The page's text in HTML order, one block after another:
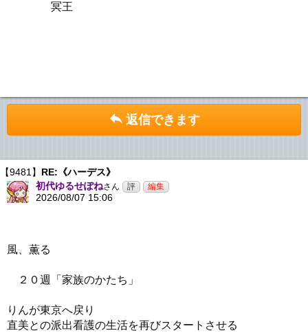
冥王
返信できます
【9481】 RE:《ハーデス》
初代ゆるせぽねさん
2026/08/07 15:06
風、薫る
２０週「家族のかたち」
りんが東京へ戻り
直美との派出看護の生活を再びスタートさせる